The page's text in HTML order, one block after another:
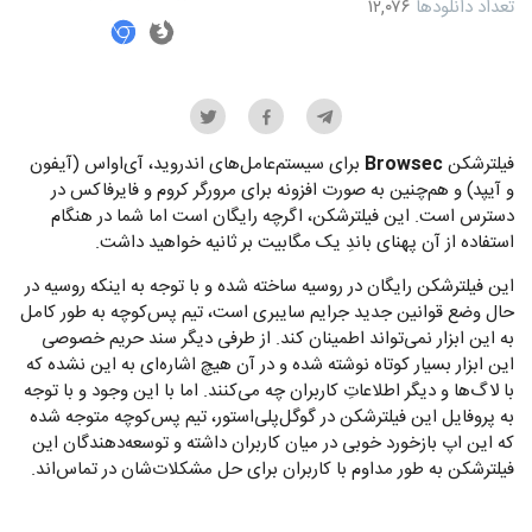
تعداد دانلودها ۱۲,۰۷۶
فیلترشکنBrowsec برای سیستم‌عامل‌های اندروید، آی‌اواس (آیفون
و آیپد) و هم‌چنین به صورت افزونه برای مرورگر کروم و فایرفاکس در
دسترس است. این فیلترشکن، اگرچه رایگان است اما شما در هنگام
استفاده از آن پهنای باندِ یک مگابیت بر ثانیه خواهید داشت.
این فیلترشکن رایگان در روسیه ساخته شده و با توجه به اینکه روسیه در
حال وضع قوانین جدید جرایم سایبری است، تیم پس‌کوچه به طور کامل
به این ابزار نمی‌تواند اطمینان کند. از طرفی دیگر سند حریم خصوصی
این ابزار بسیار کوتاه نوشته شده و در آن هیچ اشاره‌ای به این نشده که
با لاگ‌ها و دیگر اطلاعاتِ کاربران چه می‌کنند. اما با این وجود و با توجه
به پروفایل این فیلترشکن در گوگل‌پلی‌استور، تیم‌ پس‌کوچه متوجه شده
که این اپ بازخورد خوبی در میان کاربران داشته و توسعه‌دهندگان این
فیلترشکن به طور مداوم با کاربران برای حل مشکلات‌شان در تماس‌اند.